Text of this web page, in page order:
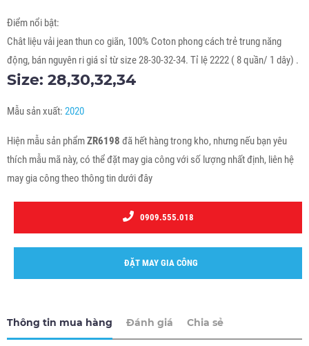
Điểm nổi bật:
Chât liệu vải jean thun co giãn, 100% Coton phong cách trẻ trung năng
động, bán nguyên ri giá sỉ từ size 28-30-32-34. Tỉ lệ 2222 ( 8 quần/ 1 dây) .
Size: 28,30,32,34
Mẫu sản xuất: 2020
Hiện mẫu sản phẩmZR6198 đã hết hàng trong kho, nhưng nếu bạn yêu
thích mẫu mã này, có thể đặt may gia công với số lượng nhất định, liên hệ
may gia công theo thông tin dưới đây
0909.555.018
ĐẶT MAY GIA CÔNG
Thông tin mua hàng Đánh giá Chia sẻ